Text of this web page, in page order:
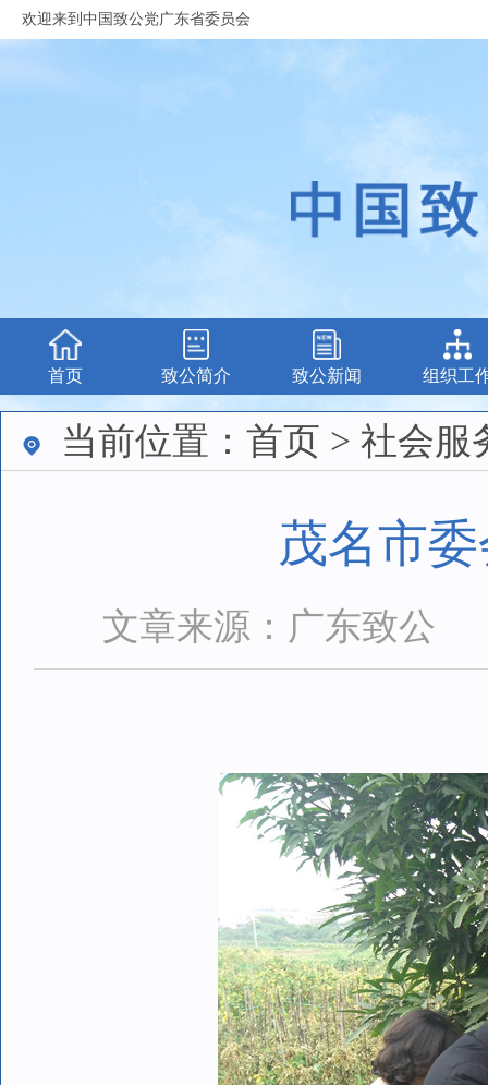
欢迎来到中国致公党广东省委员会
首页 致公简介 致公新闻 组织工
当前位置：首页 > 社会服
茂名市
文章来源：广东致公